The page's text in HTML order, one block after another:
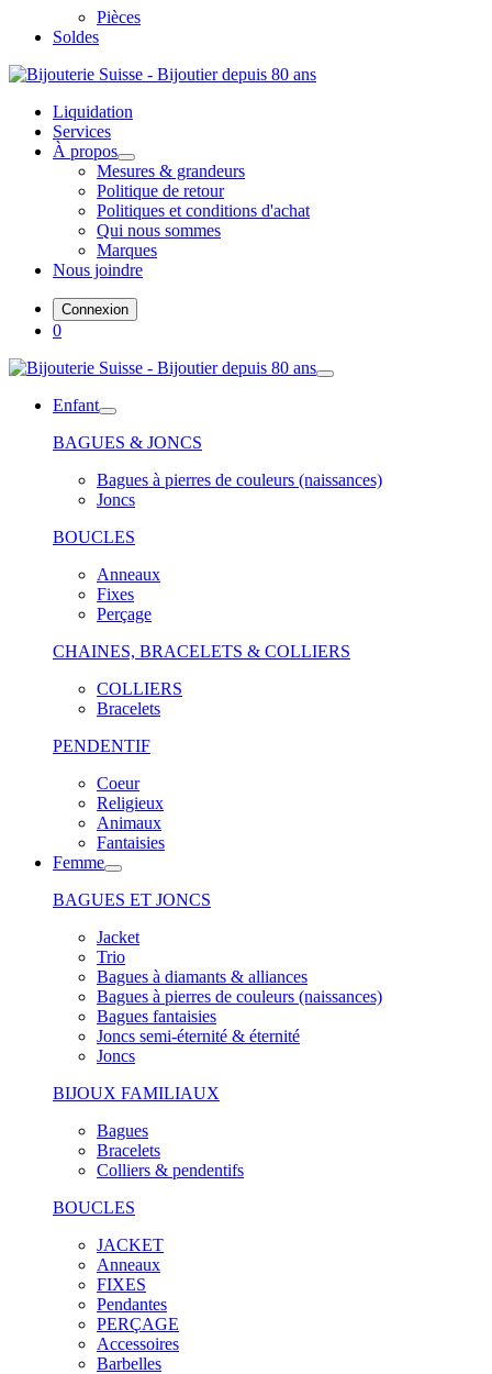
Pièces
Soldes
Liquidation
Services
À propos
Mesures & grandeurs
Politique de retour
Politiques et conditions d'achat
Qui nous sommes
Marques
Nous joindre
Connexion
0
Enfant
BAGUES & JONCS
Bagues à pierres de couleurs (naissances)
Joncs
BOUCLES
Anneaux
Fixes
Perçage
CHAINES, BRACELETS & COLLIERS
COLLIERS
Bracelets
PENDENTIF
Coeur
Religieux
Animaux
Fantaisies
Femme
BAGUES ET JONCS
Jacket
Trio
Bagues à diamants & alliances
Bagues à pierres de couleurs (naissances)
Bagues fantaisies
Joncs semi-éternité & éternité
Joncs
BIJOUX FAMILIAUX
Bagues
Bracelets
Colliers & pendentifs
BOUCLES
JACKET
Anneaux
FIXES
Pendantes
PERÇAGE
Accessoires
Barbelles